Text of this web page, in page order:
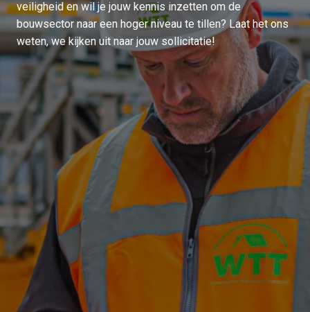
veiligheid en wil je jouw kennis inzetten om de
bouwsector naar een hoger niveau te tillen? Laat het ons
weten, we kijken uit naar jouw sollicitatie!